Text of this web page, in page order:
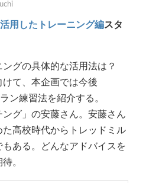
用したトレーニング編スタ
グの具体的な活用法は？
て、本企画では今後
ン練習法を紹介する。
グ」の安藤さん。安藤さん
高校時代からトレッドミル
ある。どんなアドバイスを
。